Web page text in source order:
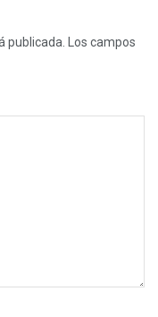
publicada.
Los campos